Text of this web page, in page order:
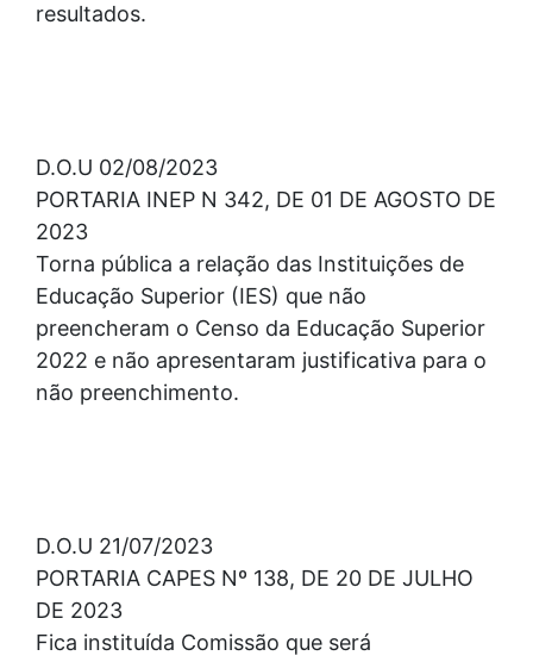
resultados.
D.O.U 02/08/2023
PORTARIA INEP N 342, DE 01 DE AGOSTO DE
2023
Torna pública a relação das Instituições de
Educação Superior (IES) que não
preencheram o Censo da Educação Superior
2022 e não apresentaram justificativa para o
não preenchimento.
D.O.U 21/07/2023
PORTARIA CAPES Nº 138, DE 20 DE JULHO
DE 2023
Fica instituída Comissão que será